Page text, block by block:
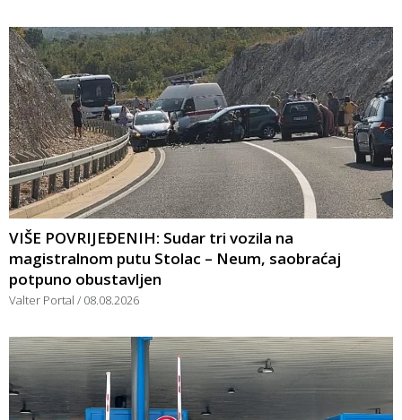
VIŠE POVRIJEĐENIH: Sudar tri vozila na
magistralnom putu Stolac – Neum, saobraćaj
potpuno obustavljen
Valter Portal 08.08.2026